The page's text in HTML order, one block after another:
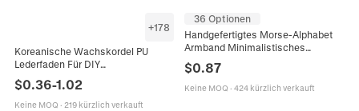
+178
Koreanische Wachskordel PU
Lederfaden Für DIY
Schmuckherstellung Halskette
Armband Weben Handgefertigte
Schnur Mehrere Farben
$0.36-1.02
Keine MOQ · 219 kürzlich verkauft
36 Optionen
Handgefertigtes Morse-Alphabet
Armband Minimalistisches
Kupferperlen Verstellbares
Seilarmband Damen Herren
Schmuck Geschenk
$0.87
Keine MOQ · 424 kürzlich verkauft